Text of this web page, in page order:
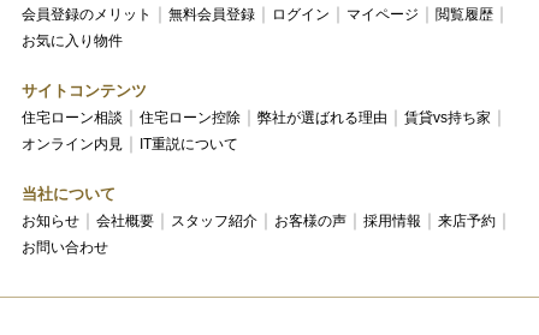
会員登録のメリット 無料会員登録 ログイン マイページ
閲覧履歴
お気に入り物件
サイトコンテンツ
住宅ローン相談 住宅ローン控除 弊社が選ばれる理由
賃貸vs持ち家
オンライン内見
IT重説について
当社について
お知らせ 会社概要 スタッフ紹介 お客様の声 採用情報
来店予約
お問い合わせ